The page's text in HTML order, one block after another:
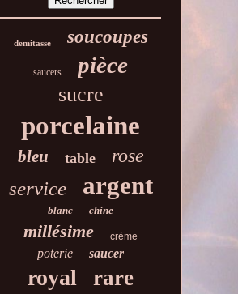
demitasse soucoupes
saucers pièce
sucre
porcelaine
bleu table rose
service argent
blanc chine
millésime crème
poterie saucer
royal rare